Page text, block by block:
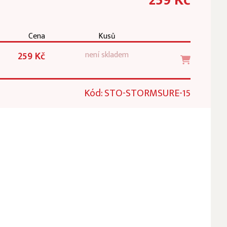
Cena Kusů
259 Kč není skladem
Kód: STO-STORMSURE-15